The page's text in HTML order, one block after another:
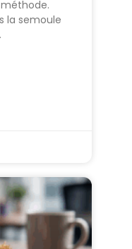
la semoule